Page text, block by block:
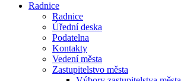
Radnice
Radnice
Úřední deska
Podatelna
Kontakty
Vedení města
Zastupitelstvo města